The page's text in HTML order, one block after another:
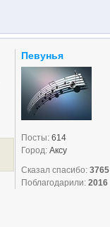
Певунья
Посты: 614
Город: Аксу
Сказал спасибо: 3765
Поблагодарили: 2016